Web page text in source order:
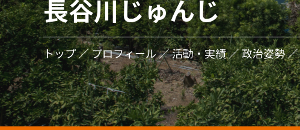
長谷川じゅんじ
トップ プロフィール 活動・実績 政治姿勢